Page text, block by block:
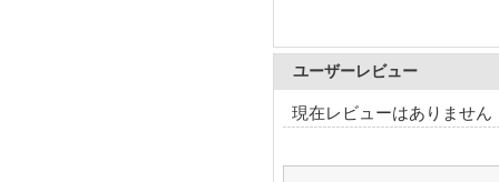
ユーザーレビュー
現在レビューはありません